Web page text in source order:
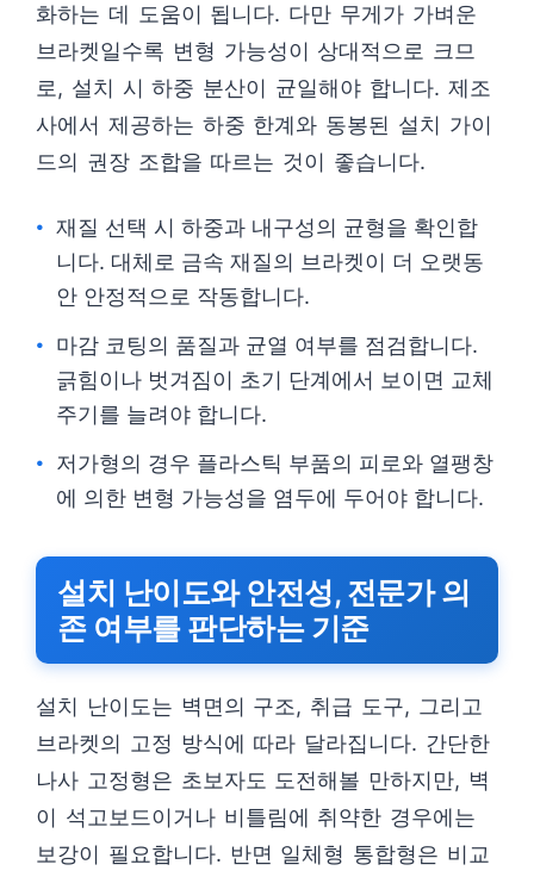
화하는 데 도움이 됩니다. 다만 무게가 가벼운
브라켓일수록 변형 가능성이 상대적으로 크므
로, 설치 시 하중 분산이 균일해야 합니다. 제조
사에서 제공하는 하중 한계와 동봉된 설치 가이
드의 권장 조합을 따르는 것이 좋습니다.
재질 선택 시 하중과 내구성의 균형을 확인합
니다. 대체로 금속 재질의 브라켓이 더 오랫동
안 안정적으로 작동합니다.
마감 코팅의 품질과 균열 여부를 점검합니다.
긁힘이나 벗겨짐이 초기 단계에서 보이면 교체
주기를 늘려야 합니다.
저가형의 경우 플라스틱 부품의 피로와 열팽창
에 의한 변형 가능성을 염두에 두어야 합니다.
설치 난이도와 안전성, 전문가 의
존 여부를 판단하는 기준
설치 난이도는 벽면의 구조, 취급 도구, 그리고
브라켓의 고정 방식에 따라 달라집니다. 간단한
나사 고정형은 초보자도 도전해볼 만하지만, 벽
이 석고보드이거나 비틀림에 취약한 경우에는
보강이 필요합니다. 반면 일체형 통합형은 비교